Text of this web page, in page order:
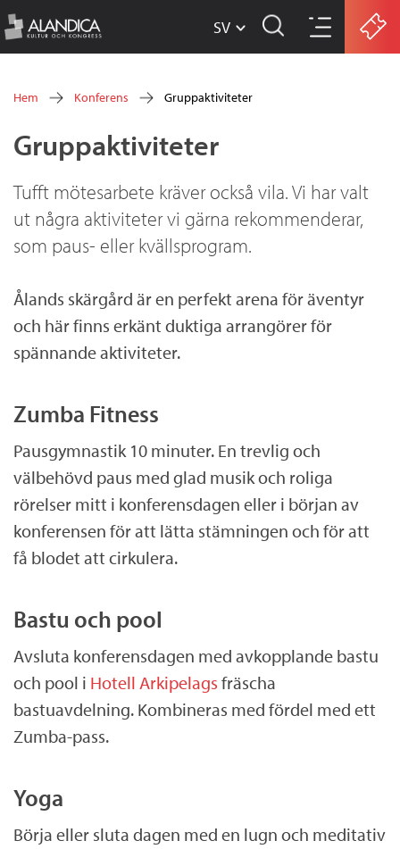
huvudinnehåll
w
w
a
a
d
c
a
a
x
SV
Du
är
här
Hem Konferens Gruppaktiviteter
Gruppaktiviteter
Tufft mötesarbete kräver också vila. Vi har valt
ut några aktiviteter vi gärna rekommenderar,
som paus- eller kvällsprogram.
Ålands skärgård är en perfekt arena för äventyr
och här finns erkänt duktiga arrangörer för
spännande aktiviteter.
Zumba Fitness
Pausgymnastik 10 minuter. En trevlig och
välbehövd paus med glad musik och roliga
rörelser mitt i konferensdagen eller i början av
konferensen för att lätta stämningen och för att
få blodet att cirkulera.
Bastu och pool
Avsluta konferensdagen med avkopplande bastu
och pool i Hotell Arkipelags fräscha
bastuavdelning. Kombineras med fördel med ett
Zumba-pass.
Yoga
Börja eller sluta dagen med en lugn och meditativ